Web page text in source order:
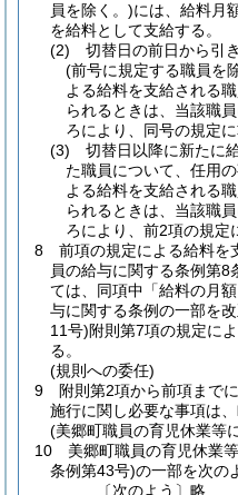
員を除く。)には、給料月
を給料として支給する。
(2)
切替日の前日から引
(前号に規定する職員を
よる給料を支給される
られるときは、当該職
ろにより、同号の規定
(3)
切替日以降に新たに
た職員について、任用
よる給料を支給される
られるときは、当該職
ろにより、前2項の規定
8
前項の規定による給料を
員の給与に関する条例第
ては、同項中「給料の月
与に関する条例の一部を
11号)附則第7項の規定に
る。
(規則への委任)
9
附則第2項から前項まで
施行に関し必要な事項は
(美郷町職員の育児休業等
10
美郷町職員の育児休業
条例第43号)の一部を次の
〔次のよう〕略